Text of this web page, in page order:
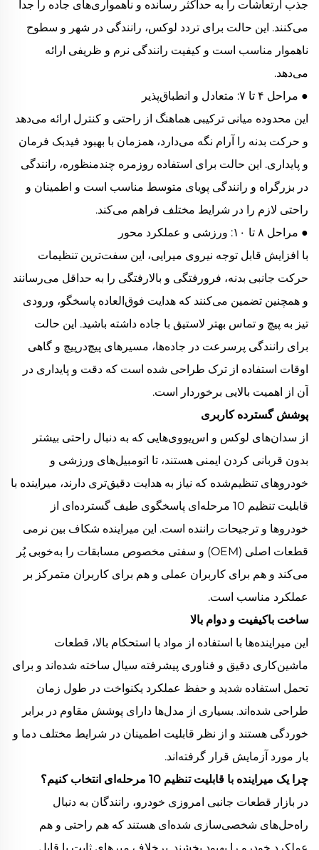
جذب ارتعاشات را به حداکثر رسانده و ناهمواری‌های جاده را جدا
می‌کنند. این حالت برای تردد لوکس، رانندگی در شهر و سطوح
ناهموار مناسب است و کیفیت رانندگی نرم و ظریفی ارائه
می‌دهد.
● مراحل ۴ تا ۷: متعادل و انطباق‌پذیر
این محدوده میانی ترکیبی هماهنگ از راحتی و کنترل ارائه می‌دهد
و حرکت بدنه را آرام نگه می‌دارد، همزمان با بهبود فیدبک فرمان
و پایداری. این حالت برای استفاده روزمره چندمنظوره، رانندگی
در بزرگراه و رانندگی پویای متوسط مناسب است و اطمینان و
راحتی لازم را در شرایط مختلف فراهم می‌کند.
● مراحل ۸ تا ۱۰: ورزشی و عملکرد محور
با افزایش قابل توجه نیروی میرایی، این سفت‌ترین تنظیمات
حرکت جانبی بدنه، فرورفتگی و بالارفتگی را به حداقل می‌رسانند
و همچنین تضمین می‌کنند که هدایت فوق‌العاده پاسخگو، ورودی
تیز به پیچ و تماس بهتر لاستیق با جاده داشته باشید. این حالت
برای رانندگی پرسرعت در جاده‌ها، مسیرهای پیچ‌درپیچ و گاهی
اوقات استفاده از ترک طراحی شده است که دقت و پایداری در
آن از اهمیت بالایی برخوردار است.
پوشش گسترده کاربری
از سدان‌های لوکس و اس‌یووی‌هایی که به دنبال راحتی بیشتر
بدون قربانی کردن ایمنی هستند، تا اتومبیل‌های ورزشی و
خودروهای تنظیم‌شده که نیاز به هدایت دقیق‌تری دارند، میراینده با
قابلیت تنظیم 10 مرحله‌ای پاسخگوی طیف گسترده‌ای از
خودروها و ترجیحات راننده است. این میراینده شکاف بین نرمی
قطعات اصلی (OEM) و سفتی مخصوص مسابقات را به‌خوبی پُر
می‌کند و هم برای کاربران عملی و هم برای کاربران متمرکز بر
عملکرد مناسب است.
ساخت باکیفیت و دوام بالا
این میراینده‌ها با استفاده از مواد با استحکام بالا، قطعات
ماشین‌کاری دقیق و فناوری پیشرفته سیال ساخته شده‌اند و برای
تحمل استفاده شدید و حفظ عملکرد یکنواخت در طول زمان
طراحی شده‌اند. بسیاری از مدل‌ها دارای پوشش مقاوم در برابر
خوردگی هستند و از نظر قابلیت اطمینان در شرایط مختلف دما و
بار مورد آزمایش قرار گرفته‌اند.
چرا یک میراینده با قابلیت تنظیم 10 مرحله‌ای انتخاب کنیم؟
در بازار قطعات جانبی امروزی خودرو، رانندگان به دنبال
راه‌حل‌های شخصی‌سازی شده‌ای هستند که هم راحتی و هم
عملکرد خودرو را بهبود بخشند. برخلاف میرهای ثابت یا قابل